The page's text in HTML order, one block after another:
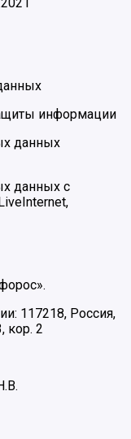
информации
данных
данных с
117218, Россия,
кор. 2